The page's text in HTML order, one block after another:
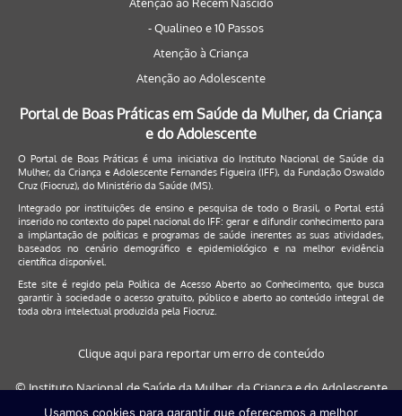
- Qualineo e 10 Passos
Atenção à Criança
Atenção ao Adolescente
Portal de Boas Práticas em Saúde da Mulher, da Criança
e do Adolescente
O Portal de Boas Práticas é uma iniciativa do Instituto Nacional de Saúde da
Mulher, da Criança e Adolescente Fernandes Figueira (IFF), da Fundação Oswaldo
Cruz (Fiocruz), do Ministério da Saúde (MS).
Integrado por instituições de ensino e pesquisa de todo o Brasil, o Portal está
inserido no contexto do papel nacional do IFF: gerar e difundir conhecimento para
a implantação de políticas e programas de saúde inerentes as suas atividades,
baseados no cenário demográfico e epidemiológico e na melhor evidência
científica disponível.
Este site é regido pela Política de Acesso Aberto ao Conhecimento, que busca
garantir à sociedade o acesso gratuito, público e aberto ao conteúdo integral de
toda obra intelectual produzida pela Fiocruz.
Clique aqui para reportar um erro de conteúdo
© Instituto Nacional de Saúde da Mulher, da Criança e do Adolescente
Usamos cookies para garantir que oferecemos a melhor